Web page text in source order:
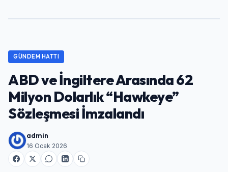
GÜNDEM HATTI
ABD ve İngiltere Arasında 62
Milyon Dolarlık “Hawkeye”
Sözleşmesi İmzalandı
admin
16 Ocak 2026